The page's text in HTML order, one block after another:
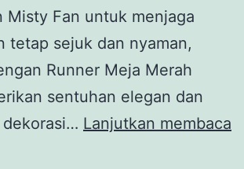
Misty Fan untuk menjaga
tetap sejuk dan nyaman,
Runner Meja Merah
sentuhan elegan dan
dekorasi… Lanjutkan membaca